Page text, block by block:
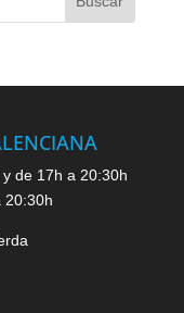
de 17h a 20:30h
20:30h